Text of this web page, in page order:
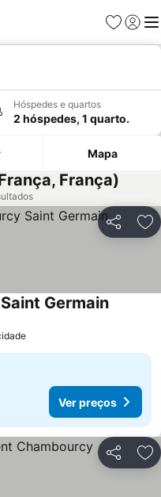
Favoritos
Iniciar
Hóspedes e quartos
2 hóspedes, 1 quarto.
Mapa
França)
Partilhar
preços
GermainVer
Ver preços
Partilhar